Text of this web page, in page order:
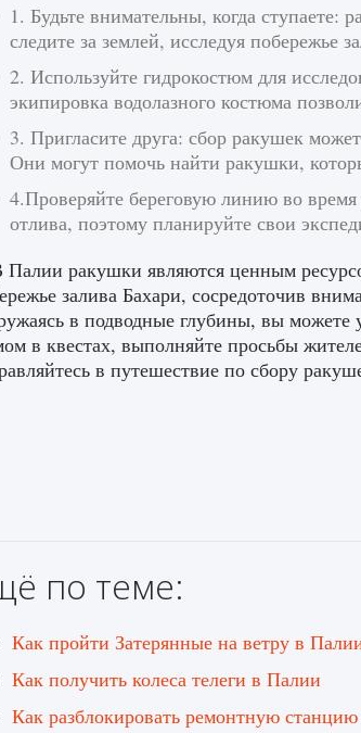
1. Будьте внимательны, когда
следите за землей, исследуя побережье
2. Используйте гидрокостюм для
экипировка водолазного костюма
3. Пригласите друга: сбор ракушек
Они могут помочь найти ракушки,
4.Проверяйте береговую линию во
отлива, поэтому планируйте свои
Палии ракушки являются ценным
залива Бахари, сосредоточив
в подводные глубины, вы
в квестах, выполняйте просьбы
в путешествие по сбору
по теме:
Как пройти Затерянные на ветру в
Как получить колеса телеги в Палии
Как разблокировать ремонтную